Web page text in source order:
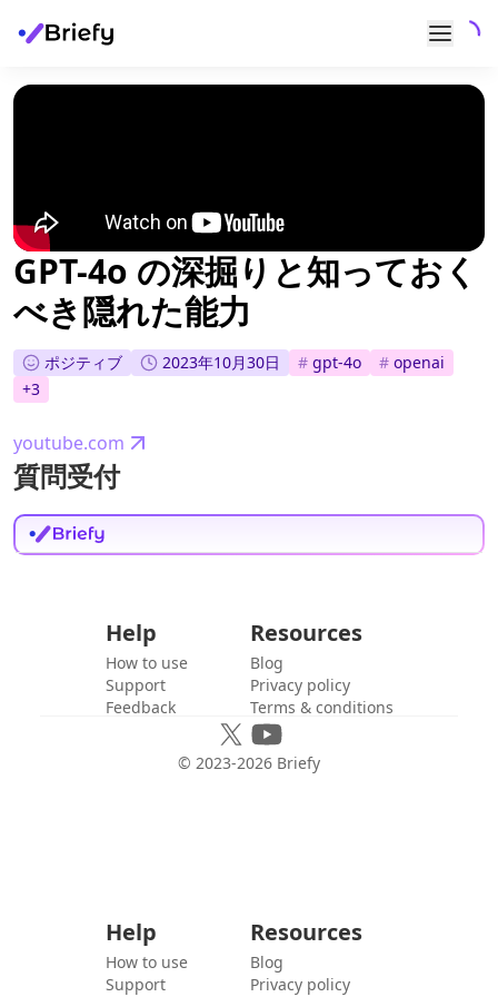
GPT-4o の深掘りと知っておく
べき隠れた能力
ポジティブ 2023年10月30日 # gpt-4o # openai
+3
youtube.com
質問受付
Help
How to use
Support
Feedback
Resources
Blog
Privacy policy
Terms & conditions
© 2023-2026 Briefy
Help
How to use
Support
Resources
Blog
Privacy policy